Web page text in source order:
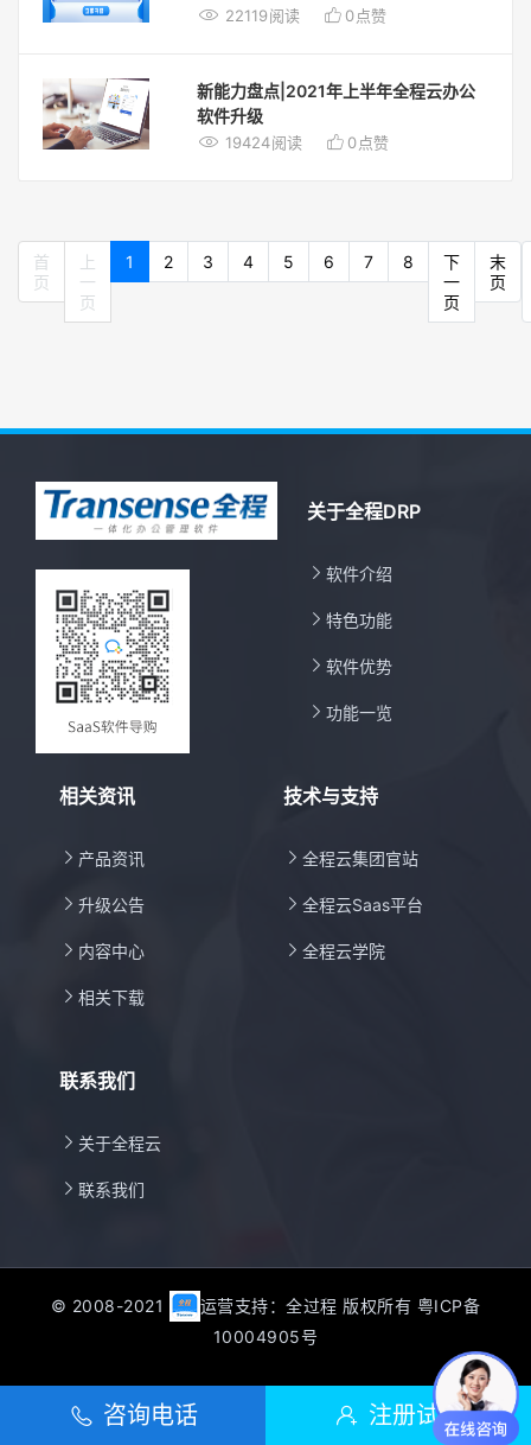
 22119阅读  0点赞
新能力盘点|2021年上半年全程云办公
软件升级
 19424阅读  0点赞
首
页
上
一
页
1 2 3 4 5 6 7 8
下
一
页
末
页
关于全程DRP
 软件介绍
 特色功能
 软件优势
 功能一览
相关资讯
 产品资讯
 升级公告
 内容中心
 相关下载
技术与支持
 全程云集团官站
 全程云Saas平台
 全程云学院
联系我们
 关于全程云
 联系我们
© 2008-2021 运营支持：全过程 版权所有 粤ICP备
10004905号
 咨询电话  注册试用